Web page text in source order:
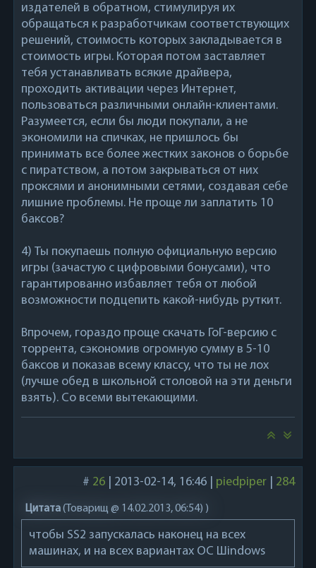
издателей в обратном, стимулируя их
обращаться к разработчикам соответствующих
решений, стоимость которых закладывается в
стоимость игры. Которая потом заставляет
тебя устанавливать всякие драйвера,
проходить активации через Интернет,
пользоваться различными онлайн-клиентами.
Разумеется, если бы люди покупали, а не
экономили на спичках, не пришлось бы
принимать все более жестких законов о борьбе
с пиратством, а потом закрываться от них
проксями и анонимными сетями, создавая себе
лишние проблемы. Не проще ли заплатить 10
баксов?
4) Ты покупаешь полную официальную версию
игры (зачастую с цифровыми бонусами), что
гарантированно избавляет тебя от любой
возможности подцепить какой-нибудь руткит.
Впрочем, гораздо проще скачать ГоГ-версию с
торрента, сэкономив огромную сумму в 5-10
баксов и показав всему классу, что ты не лох
(лучше обед в школьной столовой на эти деньги
взять). Со всеми вытекающими.
# 26| 2013-02-14, 16:46 piedpiper| 284
Цитата( Товарищ @ 14.02.2013, 06:54) )
чтобы SS2 запускалась наконец на всех
машинах, и на всех вариантах ОС Шindows